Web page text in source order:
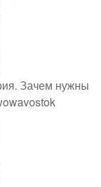
Зачем нужны